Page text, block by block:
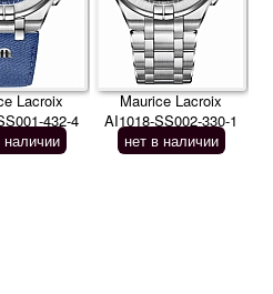
Lacroix
432-4
наличии
Maurice Lacroix
AI1018-SS002-330-1
нет в наличии